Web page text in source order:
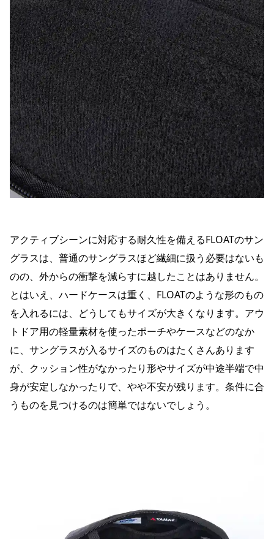
アクティブシーンに対応する耐久性を備えるFLOATのサン
グラスは、普通のサングラスほど繊細に扱う必要はないも
のの、外からの衝撃を減らすに越したことはありません。
とはいえ、ハードケースは重く、FLOATのような形のもの
を入れるには、どうしてもサイズが大きくなります。アウ
トドア用の軽量素材を使ったポーチやケースなどのなか
に、サングラスが入るサイズのものはたくさんあります
が、クッション性がなかったり形やサイズが中途半端で中
身が安定しなかったりで、やや不安が残ります。条件に合
うものを見つけるのは簡単ではないでしょう。